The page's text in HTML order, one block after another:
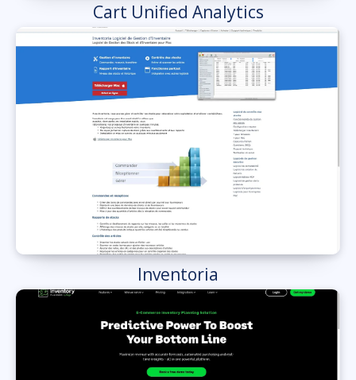
Cart Unified Analytics
Inventoria